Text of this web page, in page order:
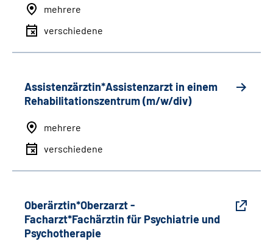
mehrere
verschiedene
Assistenzärztin*Assistenzarzt in einem
Rehabilitationszentrum (m/w/div)
mehrere
verschiedene
Oberärztin*Oberzarzt -
Facharzt*Fachärztin für Psychiatrie und
Psychotherapie